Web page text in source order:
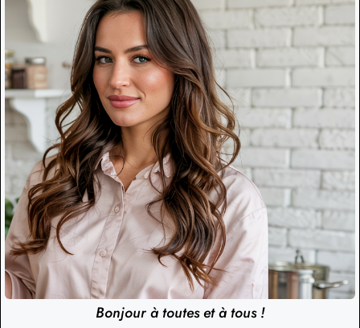
Bonjour à toutes et à tous !